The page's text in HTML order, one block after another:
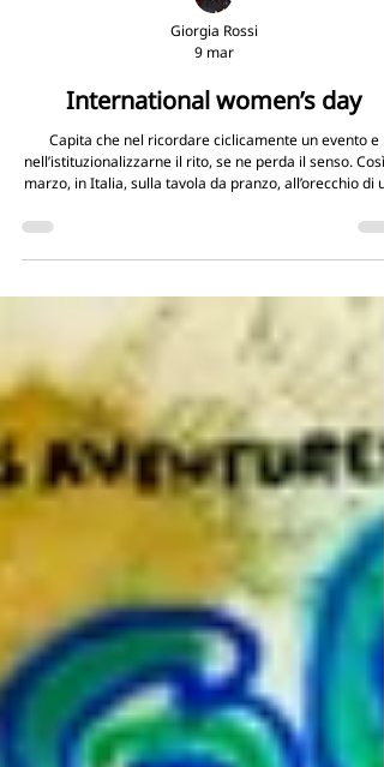
9 mar
International women’s day
Capita che nel ricordare ciclicamente un evento e
marzo, in Italia, sulla tavola da pranzo, all’orecchio di
ramo di mimosa. Lo consigliano il fioraio e il buon
di antica memoria.